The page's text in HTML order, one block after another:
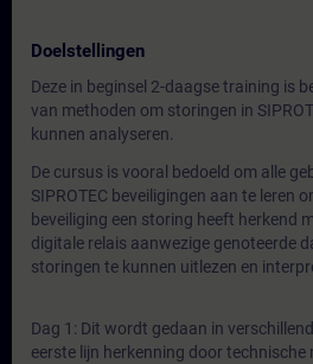
Doelstellingen
Deze in beginsel 2-daagse training is
van methoden om storingen in
kunnen analyseren.
De cursus is vooral bedoeld om alle
SIPROTEC beveiligingen aan te leren
beveiliging een storing heeft herkend
digitale relais aanwezige genoteerde
storingen te kunnen uitlezen en
Dag 1: Dit wordt gedaan in
eerste lijn herkenning door technische